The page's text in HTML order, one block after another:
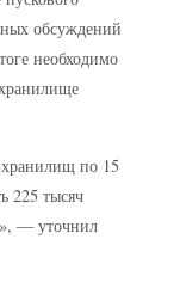
обсуждений
необходимо
хранилищ по 15
225 тысяч
— уточнил